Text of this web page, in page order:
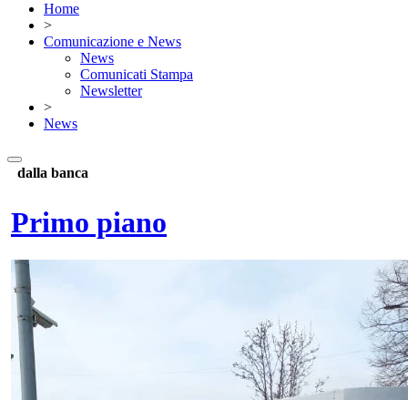
Home
>
Comunicazione e News
News
Comunicati Stampa
Newsletter
>
News
dalla banca
Primo piano